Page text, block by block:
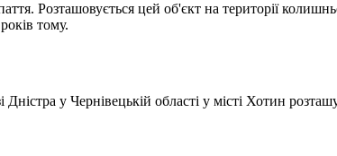
Розташовується цей об'єкт на території
тому.
у Чернівецькій області у місті Хотин